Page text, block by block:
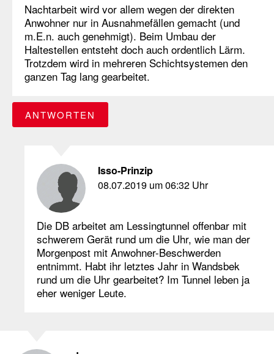
Nachtarbeit wird vor allem wegen der direkten
Anwohner nur in Ausnahmefällen gemacht (und
m.E.n. auch genehmigt). Beim Umbau der
Haltestellen entsteht doch auch ordentlich Lärm.
Trotzdem wird in mehreren Schichtsystemen den
ganzen Tag lang gearbeitet.
ANTWORTEN
Isso-Prinzip
08.07.2019 um 06:32 Uhr
Die DB arbeitet am Lessingtunnel offenbar mit
schwerem Gerät rund um die Uhr, wie man der
Morgenpost mit Anwohner-Beschwerden
entnimmt. Habt ihr letztes Jahr in Wandsbek
rund um die Uhr gearbeitet? Im Tunnel leben ja
eher weniger Leute.